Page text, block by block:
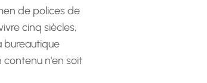
de polices de
cinq siècles,
bureautique
contenu n'en soit